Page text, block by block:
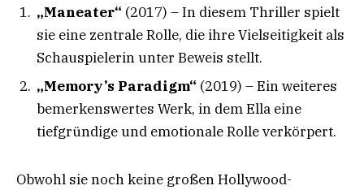
„Maneater“ (2017) – In diesem Thriller spielt
sie eine zentrale Rolle, die ihre Vielseitigkeit als
Schauspielerin unter Beweis stellt.
„Memory’s Paradigm“ (2019) – Ein weiteres
bemerkenswertes Werk, in dem Ella eine
tiefgründige und emotionale Rolle verkörpert.
Obwohl sie noch keine großen Hollywood-